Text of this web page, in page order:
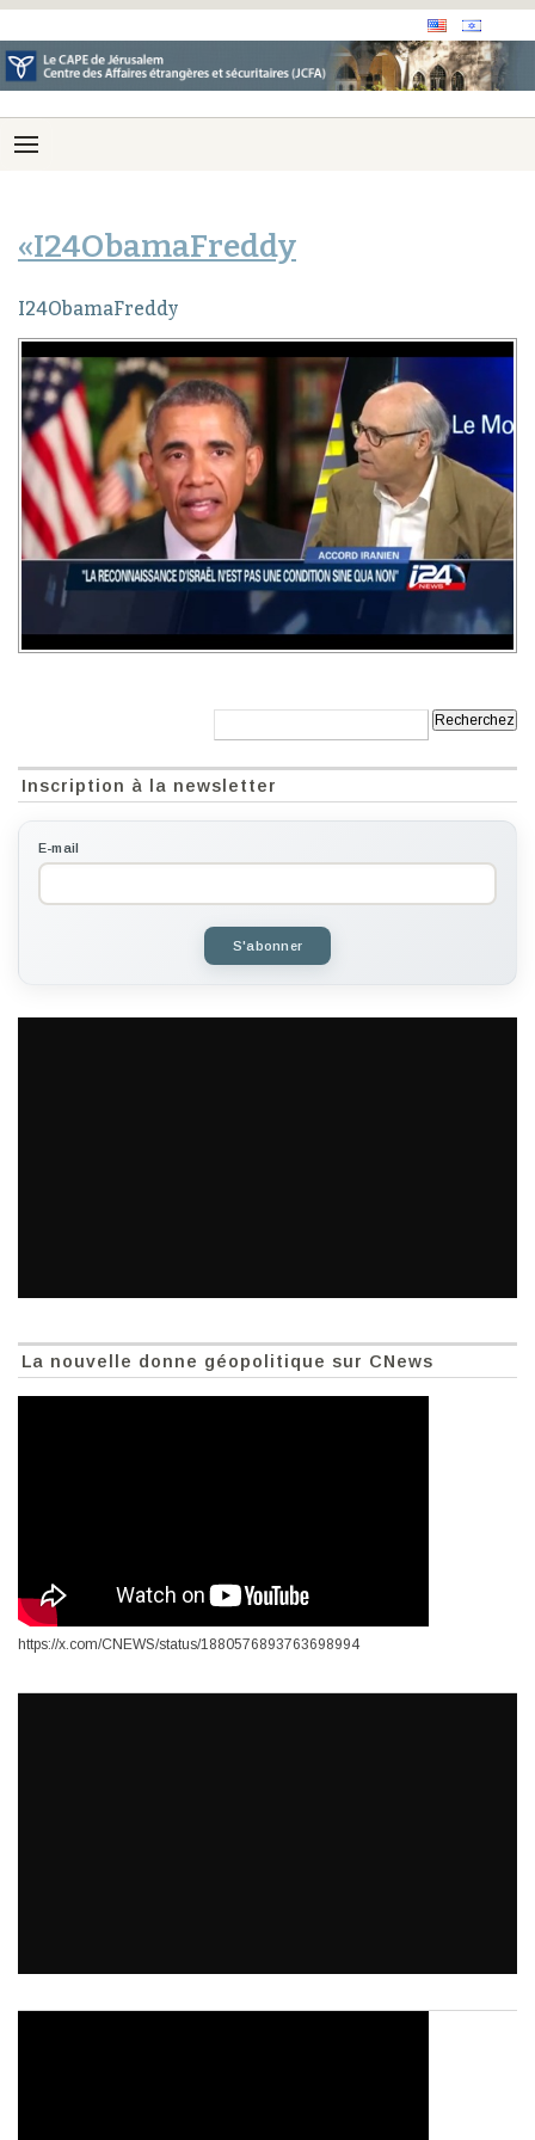
«I24ObamaFreddy
I24ObamaFreddy
Inscription à la newsletter
E-mail
S'abonner
La nouvelle donne géopolitique sur CNews
https://x.com/CNEWS/status/1880576893763698994